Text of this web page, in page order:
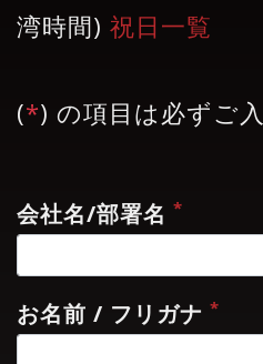
湾時間) 祝日一覧
(*) の項目は必ずご
会社名/部署名 *
お名前 / フリガナ *